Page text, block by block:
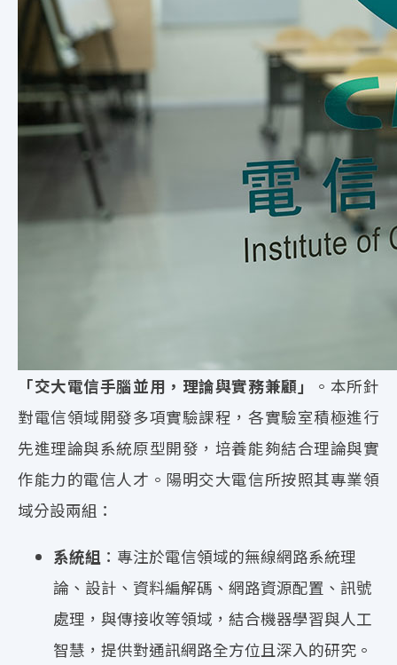
「交大電信手腦並用，理論與實務兼顧」
。本所針
對電信領域開發多項實驗課程，各實驗室積極進行
先進理論與系統原型開發，培養能夠結合理論與實
作能力的電信人才。陽明交大電信所按照其專業領
域分設兩組：
系統組 ：專注於電信領域的無線網路系統理
論、設計、資料編解碼、網路資源配置、訊號
處理，與傳接收等領域，結合機器學習與人工
智慧，提供對通訊網路全方位且深入的研究。